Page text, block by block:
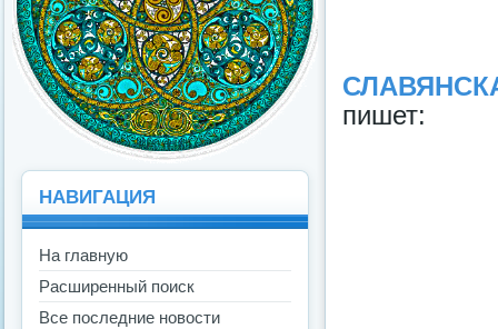
пишет:
НАВИГАЦИЯ
На главную
Расширенный поиск
Все последние новости